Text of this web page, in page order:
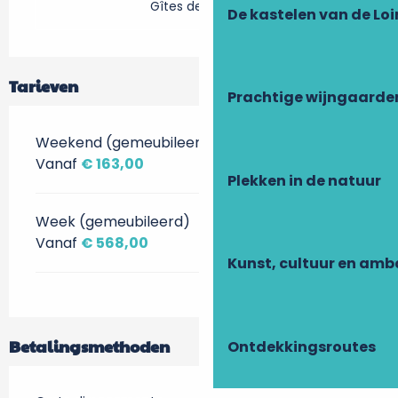
De kastelen van de
Prachtige
Plekken in de natuur
Kunst, cultuur en
Ontdekkingsroutes
Gîtes de France
Tarieven
Weekend (gemeubileerd)
Vanaf € 163,00
Week (gemeubileerd)
Vanaf € 568,00
Betalingsmethoden